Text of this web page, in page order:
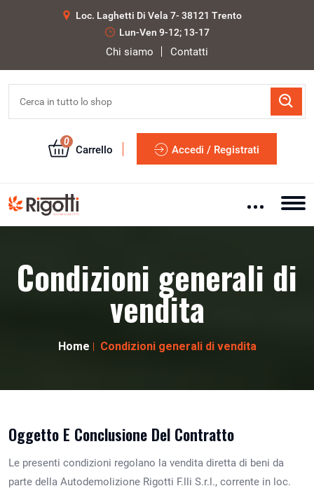
Loc. Laghetti Di Vela 7- 38121 Trento
Lun-Ven 9-12; 13-17
Chi siamo Contatti
0
Carrello Accedi / Registrati
Condizioni generali di
vendita
Home Condizioni generali di vendita
Oggetto E Conclusione Del Contratto
Le presenti condizioni regolano la vendita diretta di beni da
parte della Autodemolizione Rigotti F.lli S.r.l., corrente in loc.